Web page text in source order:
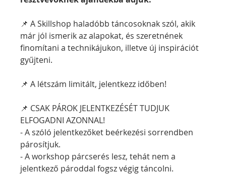
📌 A Skillshop haladóbb táncosoknak szól, akik
már jól ismerik az alapokat, és szeretnének
finomítani a technikájukon, illetve új inspirációt
gyűjteni.
📌 A létszám limitált, jelentkezz időben!
📌 CSAK PÁROK JELENTKEZÉSÉT TUDJUK
ELFOGADNI AZONNAL!
- A szóló jelentkezőket beérkezési sorrendben
párosítjuk.
- A workshop párcserés lesz, tehát nem a
jelentkező pároddal fogsz végig táncolni.